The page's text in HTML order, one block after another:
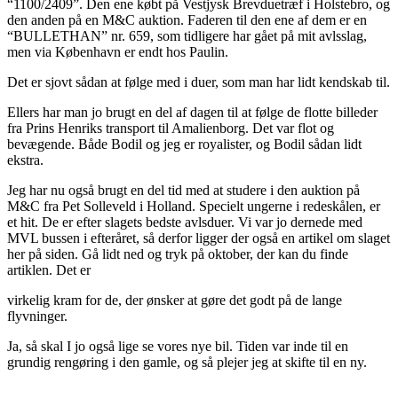
“1100/2409”. Den ene købt på Vestjysk Brevduetræf i Holstebro, og
den anden på en M&C auktion. Faderen til den ene af dem er en
“BULLETHAN” nr. 659, som tidligere har gået på mit avlsslag,
men via København er endt hos Paulin.
Det er sjovt sådan at følge med i duer, som man har lidt kendskab til.
Ellers har man jo brugt en del af dagen til at følge de flotte billeder
fra Prins Henriks transport til Amalienborg. Det var flot og
bevægende. Både Bodil og jeg er royalister, og Bodil sådan lidt
ekstra.
Jeg har nu også brugt en del tid med at studere i den auktion på
M&C fra Pet Solleveld i Holland. Specielt ungerne i redeskålen, er
et hit. De er efter slagets bedste avlsduer. Vi var jo dernede med
MVL bussen i efteråret, så derfor ligger der også en artikel om slaget
her på siden. Gå lidt ned og tryk på oktober, der kan du finde
artiklen. Det er
virkelig kram for de, der ønsker at gøre det godt på de lange
flyvninger.
Ja, så skal I jo også lige se vores nye bil. Tiden var inde til en
grundig rengøring i den gamle, og så plejer jeg at skifte til en ny.